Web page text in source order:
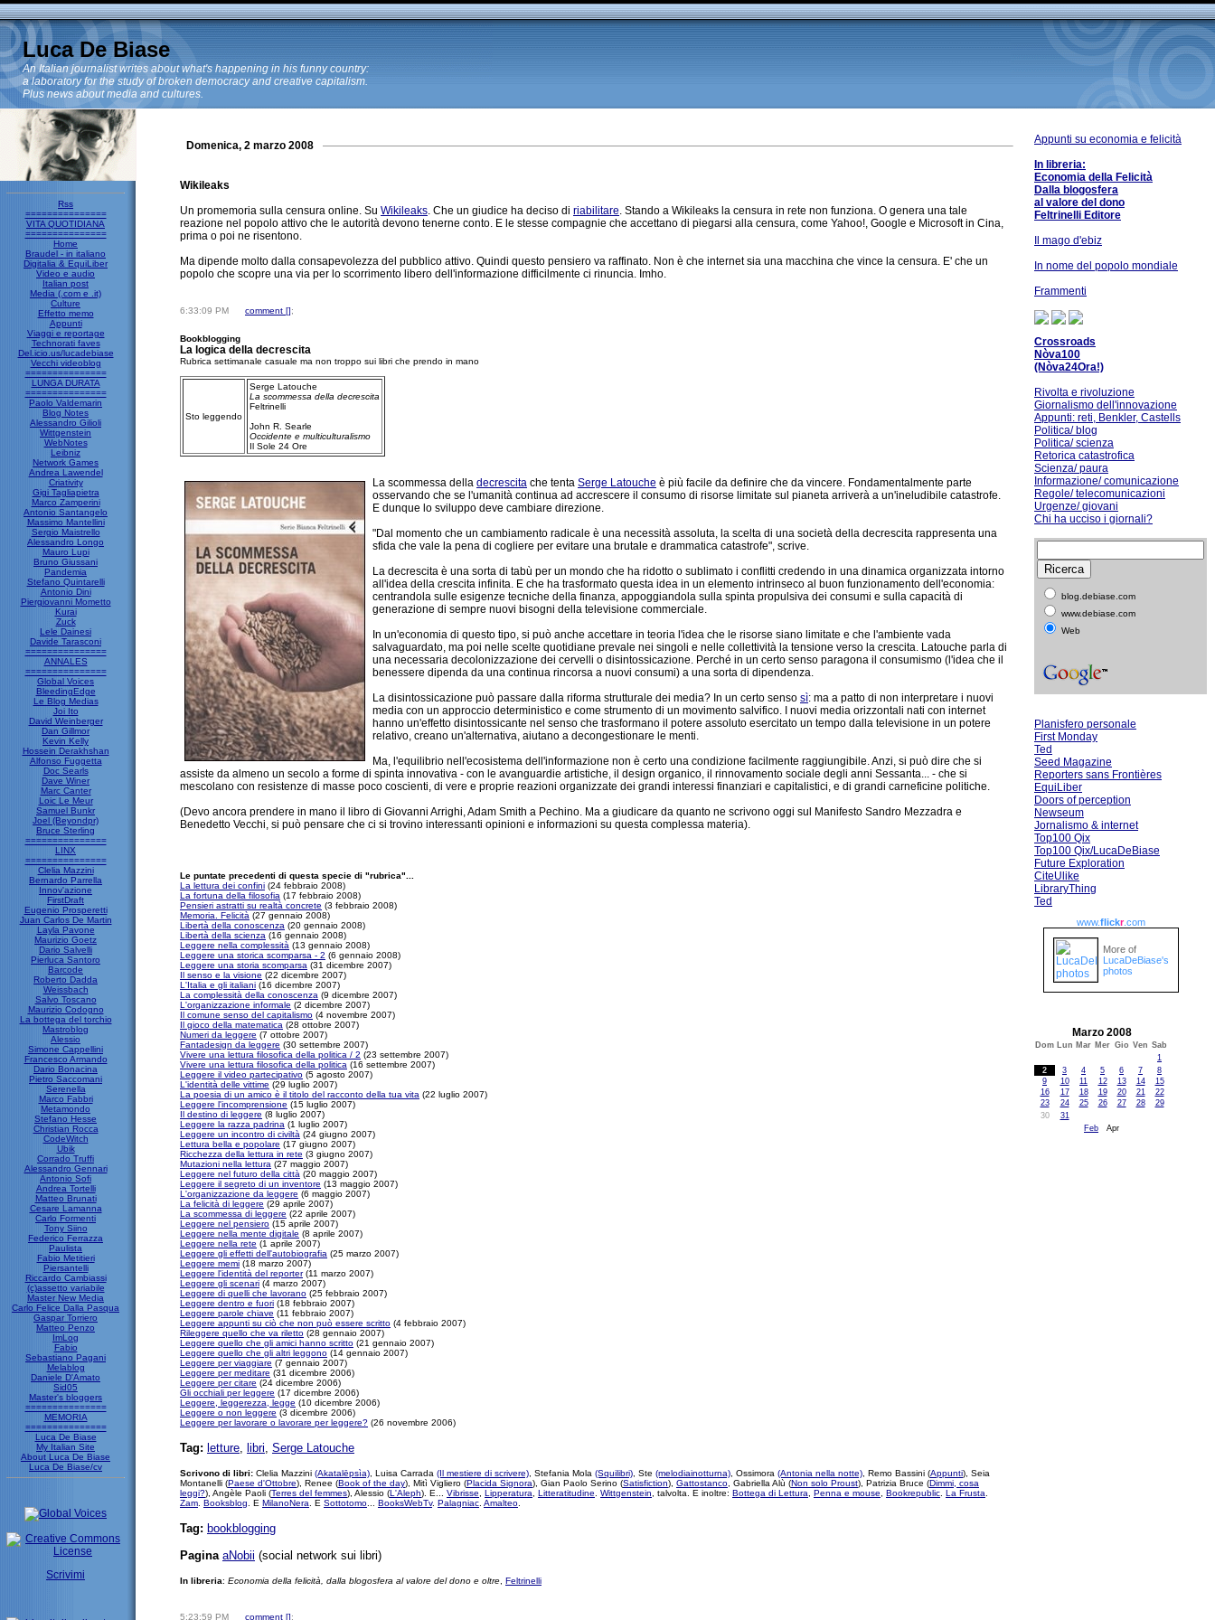
Luca De Biase
An Italian journalist writes about what's happening in his funny country:
a laboratory for the study of broken democracy and creative capitalism.
Plus news about media and cultures.
Rss
===============
VITA QUOTIDIANA
===============
Home
Braudel - in italiano
Digitalia & EquiLiber
Video e audio
Italian post
Media (.com e .it)
Culture
Effetto memo
Appunti
Viaggi e reportage
Technorati faves
Del.icio.us/lucadebiase
Vecchi videoblog
===============
LUNGA DURATA
===============
Paolo Valdemarin
Blog Notes
Alessandro Gilioli
Wittgenstein
WebNotes
Leibniz
Network Games
Andrea Lawendel
Criativity
Gigi Tagliapietra
Marco Zamperini
Antonio Santangelo
Massimo Mantellini
Sergio Maistrello
Alessandro Longo
Mauro Lupi
Bruno Giussani
Pandemia
Stefano Quintarelli
Antonio Dini
Piergiovanni Mometto
Kurai
Zuck
Lele Dainesi
Davide Tarasconi
===============
ANNALES
===============
Global Voices
BleedingEdge
Le Blog Medias
Joi Ito
David Weinberger
Dan Gillmor
Kevin Kelly
Hossein Derakhshan
Alfonso Fuggetta
Doc Searls
Dave Winer
Marc Canter
Loic Le Meur
Samuel Bunkr
Joel (Beyondpr)
Bruce Sterling
===============
LINX
===============
Clelia Mazzini
Bernardo Parrella
Innov'azione
FirstDraft
Eugenio Prosperetti
Juan Carlos De Martin
Layla Pavone
Maurizio Goetz
Dario Salvelli
Pierluca Santoro
Barcode
Roberto Dadda
Weissbach
Salvo Toscano
Maurizio Codogno
La bottega del torchio
Mastroblog
Alessio
Simone Cappellini
Francesco Armando
Dario Bonacina
Pietro Saccomani
Serenella
Marco Fabbri
Metamondo
Stefano Hesse
Christian Rocca
CodeWitch
Ubik
Corrado Truffi
Alessandro Gennari
Antonio Sofi
Andrea Tortelli
Matteo Brunati
Cesare Lamanna
Carlo Formenti
Tony Siino
Federico Ferrazza
Paulista
Fabio Metitieri
Piersantelli
Riccardo Cambiassi
(c)assetto variabile
Master New Media
Carlo Felice Dalla Pasqua
Gaspar Torriero
Matteo Penzo
ImLog
Fabio
Sebastiano Pagani
Melablog
Daniele D'Amato
Sid05
Master's bloggers
===============
MEMORIA
===============
Luca De Biase
My Italian Site
About Luca De Biase
Luca De Biase/cv
Scrivimi
Domenica, 2 marzo 2008
Wikileaks
Un promemoria sulla censura online. Su Wikileaks. Che un giudice ha deciso di riabilitare. Stando a Wikileaks la censura in rete non funziona. O genera una tale
reazione nel popolo attivo che le autorità devono tenerne conto. E le stesse compagnie che accettano di piegarsi alla censura, come Yahoo!, Google e Microsoft in Cina,
prima o poi ne risentono.
Ma dipende molto dalla consapevolezza del pubblico attivo. Quindi questo pensiero va raffinato. Non è che internet sia una macchina che vince la censura. E' che un
popolo che scopre una via per lo scorrimento libero dell'informazione difficilmente ci rinuncia. Imho.
6:33:09 PM comment [];
Bookblogging
La logica della decrescita
Rubrica settimanale casuale ma non troppo sui libri che prendo in mano
Sto leggendo
Serge Latouche
La scommessa della decrescita
Feltrinelli
John R. Searle
Occidente e multiculturalismo
Il Sole 24 Ore
La scommessa della decrescita che tenta Serge Latouche è più facile da definire che da vincere. Fondamentalmente parte
osservando che se l'umanità continua ad accrescere il consumo di risorse limitate sul pianeta arriverà a un'ineludibile catastrofe.
E dunque lo sviluppo deve cambiare direzione.
"Dal momento che un cambiamento radicale è una necessità assoluta, la scelta di una società della decrescita rappresenta una
sfida che vale la pena di cogliere per evitare una brutale e drammatica catastrofe", scrive.
La decrescita è una sorta di tabù per un mondo che ha ridotto o sublimato i conflitti credendo in una dinamica organizzata intorno
all'idea della crescita infinita. E che ha trasformato questa idea in un elemento intrinseco al buon funzionamento dell'economia:
centrandola sulle esigenze tecniche della finanza, appoggiandola sulla spinta propulsiva dei consumi e sulla capacità di
generazione di sempre nuovi bisogni della televisione commerciale.
In un'economia di questo tipo, si può anche accettare in teoria l'idea che le risorse siano limitate e che l'ambiente vada
salvaguardato, ma poi nelle scelte quotidiane prevale nei singoli e nelle collettività la tensione verso la crescita. Latouche parla di
una necessaria decolonizzazione dei cervelli o disintossicazione. Perché in un certo senso paragona il consumismo (l'idea che il
benessere dipenda da una continua rincorsa a nuovi consumi) a una sorta di dipendenza.
La disintossicazione può passare dalla riforma strutturale dei media? In un certo senso sì: ma a patto di non interpretare i nuovi
media con un approccio deterministico e come strumento di un movimento salvifico. I nuovi media orizzontali nati con internet
hanno un'effetto disintossicante nel senso che trasformano il potere assoluto esercitato un tempo dalla televisione in un potere
relativo, creano un'alternativa, aiutano a decongestionare le menti.
Ma, l'equilibrio nell'ecosistema dell'informazione non è certo una condizione facilmente raggiungibile. Anzi, si può dire che si
assiste da almeno un secolo a forme di spinta innovativa - con le avanguardie artistiche, il design organico, il rinnovamento sociale degli anni Sessanta... - che si
mescolano con resistenze di masse poco coscienti, di vere e proprie reazioni organizzate dei grandi interessi finanziari e capitalistici, e di grandi carneficine politiche.
(Devo ancora prendere in mano il libro di Giovanni Arrighi, Adam Smith a Pechino. Ma a giudicare da quanto ne scrivono oggi sul Manifesto Sandro Mezzadra e
Benedetto Vecchi, si può pensare che ci si trovino interessanti opinioni e informazioni su questa complessa materia).
Le puntate precedenti di questa specie di "rubrica"...
La lettura dei confini (24 febbraio 2008)
La fortuna della filosofia (17 febbraio 2008)
Pensieri astratti su realtà concrete (3 febbraio 2008)
Memoria. Felicità (27 gennaio 2008)
Libertà della conoscenza (20 gennaio 2008)
Libertà della scienza (16 gennaio 2008)
Leggere nella complessità (13 gennaio 2008)
Leggere una storica scomparsa - 2 (6 gennaio 2008)
Leggere una storia scomparsa (31 dicembre 2007)
Il senso e la visione (22 dicembre 2007)
L'Italia e gli italiani (16 dicembre 2007)
La complessità della conoscenza (9 dicembre 2007)
L'organizzazione informale (2 dicembre 2007)
Il comune senso del capitalismo (4 novembre 2007)
Il gioco della matematica (28 ottobre 2007)
Numeri da leggere (7 ottobre 2007)
Fantadesign da leggere (30 settembre 2007)
Vivere una lettura filosofica della politica / 2 (23 settembre 2007)
Vivere una lettura filosofica della politica (16 settembre 2007)
Leggere il video partecipativo (5 agosto 2007)
L'identità delle vittime (29 luglio 2007)
La poesia di un amico è il titolo del racconto della tua vita (22 luglio 2007)
Leggere l'incomprensione (15 luglio 2007)
Il destino di leggere (8 luglio 2007)
Leggere la razza padrina (1 luglio 2007)
Leggere un incontro di civiltà (24 giugno 2007)
Lettura bella e popolare (17 giugno 2007)
Ricchezza della lettura in rete (3 giugno 2007)
Mutazioni nella lettura (27 maggio 2007)
Leggere nel futuro della città (20 maggio 2007)
Leggere il segreto di un inventore (13 maggio 2007)
L'organizzazione da leggere (6 maggio 2007)
La felicità di leggere (29 aprile 2007)
La scommessa di leggere (22 aprile 2007)
Leggere nel pensiero (15 aprile 2007)
Leggere nella mente digitale (8 aprile 2007)
Leggere nella rete (1 aprile 2007)
Leggere gli effetti dell'autobiografia (25 marzo 2007)
Leggere memi (18 marzo 2007)
Leggere l'identità del reporter(11 marzo 2007)
Leggere gli scenari (4 marzo 2007)
Leggere di quelli che lavorano (25 febbraio 2007)
Leggere dentro e fuori (18 febbraio 2007)
Leggere parole chiave (11 febbraio 2007)
Leggere appunti su ciò che non può essere scritto (4 febbraio 2007)
Rileggere quello che va riletto (28 gennaio 2007)
Leggere quello che gli amici hanno scritto (21 gennaio 2007)
Leggere quello che gli altri leggono (14 gennaio 2007)
Leggere per viaggiare (7 gennaio 2007)
Leggere per meditare (31 dicembre 2006)
Leggere per citare (24 dicembre 2006)
Gli occhiali per leggere (17 dicembre 2006)
Leggere, leggerezza, legge (10 dicembre 2006)
Leggere o non leggere (3 dicembre 2006)
Leggere per lavorare o lavorare per leggere? (26 novembre 2006)
Tag: letture, libri, Serge Latouche
Scrivono di libri: Clelia Mazzini (Akatalēpsìa) , Luisa Carrada (Il mestiere di scrivere) , Stefania Mola (Squilibri) , Ste (melodiainotturna) , Ossimora (Antonia nella notte) , Remo Bassini (Appunti), Seia
Montanelli (Paese d'Ottobre), Renee (Book of the day), Mitì Vigliero (Placida Signora), Gian Paolo Serino (Satisfiction), Gattostanco , Gabriella Alù (Non solo Proust), Patrizia Bruce (Dimmi, cosa
leggi?), Angèle Paoli (Terres del femmes), Alessio (L'Aleph). E... Vibrisse Lipperatura Litteratitudine Wittgenstein , talvolta. E inoltre: Bottega di Lettura Penna e mouse Bookrepublic La Frusta
Zam Booksblog . E MilanoNera . E Sottotomo BooksWebTv. Palagniac Amalteo
Tag: bookblogging
Pagina aNobii (social network sui libri)
In libreria: Economia della felicità, dalla blogosfera al valore del dono e oltre Feltrinelli
5:23:59 PM comment [];
Appunti su economia e felicità
In libreria:
Economia della Felicità
Dalla blogosfera
al valore del dono
Feltrinelli Editore
Il mago d'ebiz
In nome del popolo mondiale
Frammenti
Crossroads
Nòva100
(Nòva24Ora!)
Rivolta e rivoluzione
Giornalismo dell'innovazione
Appunti: reti, Benkler, Castells
Politica/ blog
Politica/ scienza
Retorica catastrofica
Scienza/ paura
Informazione/ comunicazione
Regole/ telecomunicazioni
Urgenze/ giovani
Chi ha ucciso i giornali?
blog.debiase.com
www.debiase.com
Web
Planisfero personale
First Monday
Ted
Seed Magazine
Reporters sans Frontières
EquiLiber
Doors of perception
Newseum
Jornalismo & internet
Top100 Qix
Top100 Qix/LucaDeBiase
Future Exploration
CiteUlike
LibraryThing
Ted
www.flickr.com
More of
LucaDeBiase's
photos
Marzo 2008
Dom Lun Mar Mer Gio Ven Sab
1
2
3 4 5 6 7
8
9
10 11 12 13 14
15
16
17 18 19 20 21
22
23
24 25 26 27 28
29
30
31
Feb Apr